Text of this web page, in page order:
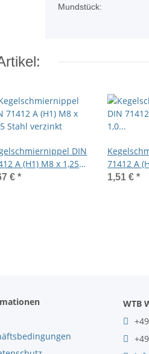
Mundstück:
DIN
A (H1) M8 x 1,25
verzinkt
€*
71412 A
1,51 € *
WTB